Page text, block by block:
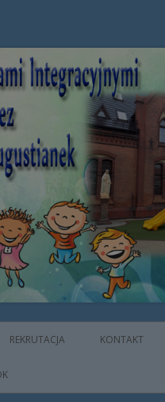
REKRUTACJA KONTAKT